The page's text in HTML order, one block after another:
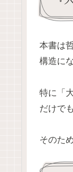
本書は
構造に
特に「
だけで
そのた